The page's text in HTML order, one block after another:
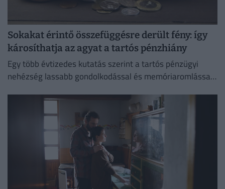
Sokakat érintő összefüggésre derült fény: így
károsíthatja az agyat a tartós pénzhiány
Egy több évtizedes kutatás szerint a tartós pénzügyi
nehézség lassabb gondolkodással és memóriaromlással